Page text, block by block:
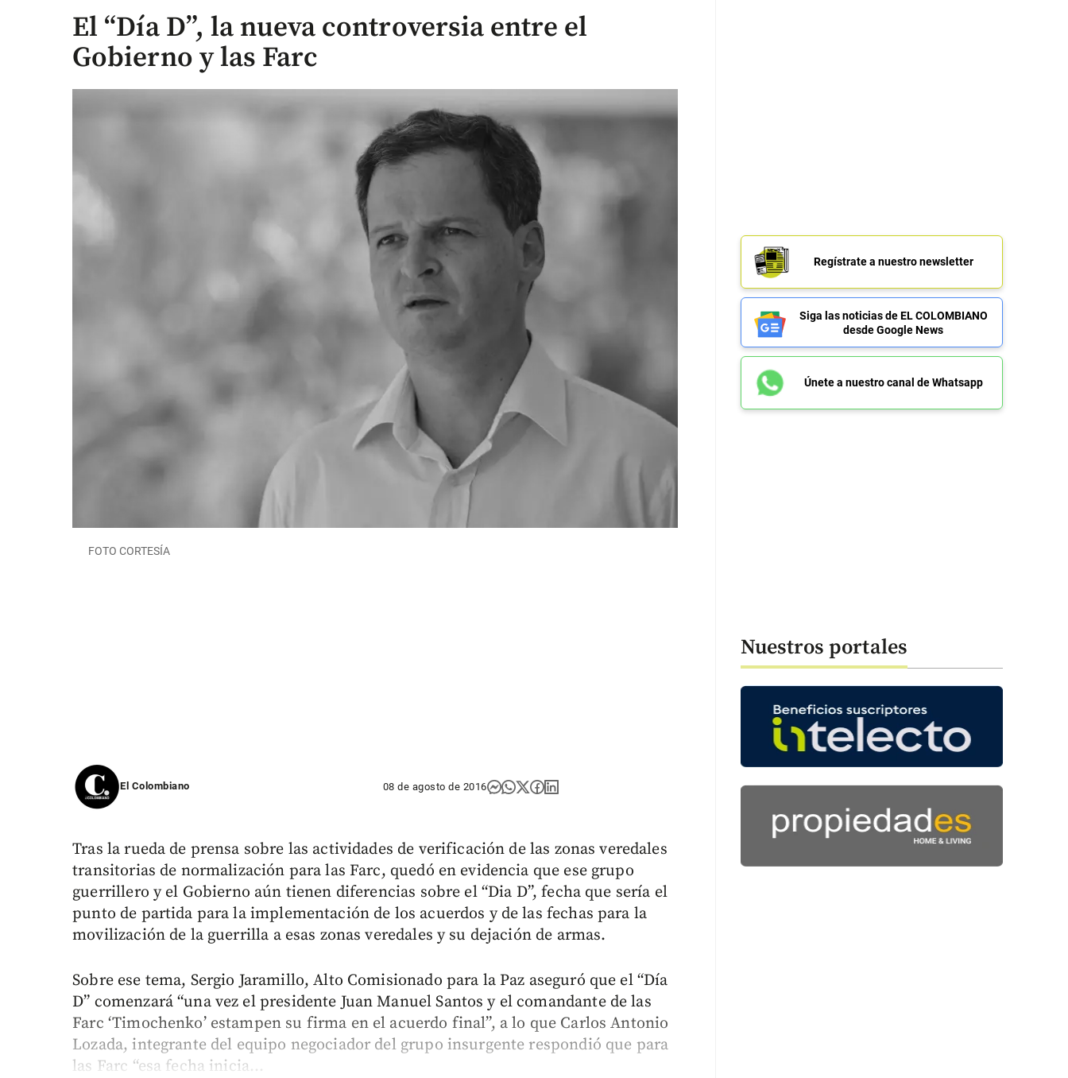
El “Día D”, la nueva controversia entre el
Gobierno y las Farc
FOTO CORTESÍA
El Colombiano 08 de agosto de 2016
Tras la rueda de prensa sobre las actividades de verificación de las zonas veredales
transitorias de normalización para las Farc, quedó en evidencia que ese grupo
guerrillero y el Gobierno aún tienen diferencias sobre el “Dia D”, fecha que sería el
punto de partida para la implementación de los acuerdos y de las fechas para la
movilización de la guerrilla a esas zonas veredales y su dejación de armas.
Sobre ese tema, Sergio Jaramillo, Alto Comisionado para la Paz aseguró que el “Día
D” comenzará “una vez el presidente Juan Manuel Santos y el comandante de las
Farc ‘Timochenko’ estampen su firma en el acuerdo final”, a lo que Carlos Antonio
Lozada, integrante del equipo negociador del grupo insurgente respondió que para
las Farc “esa fecha inicia...
Regístrate a nuestro newsletter
Siga las noticias de EL COLOMBIANO
desde Google News
Únete a nuestro canal de Whatsapp
Nuestros portales